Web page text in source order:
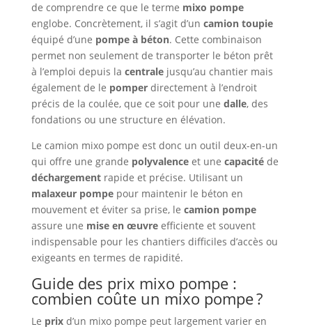
de comprendre ce que le terme mixo pompe
englobe. Concrètement, il s’agit d’un camion toupie
équipé d’une pompe à béton. Cette combinaison
permet non seulement de transporter le béton prêt
à l’emploi depuis la centralejusqu’au chantier mais
également de le pomperdirectement à l’endroit
précis de la coulée, que ce soit pour une dalle, des
fondations ou une structure en élévation.
Le camion mixo pompe est donc un outil deux-en-un
qui offre une grande polyvalenceet une capacitéde
déchargementrapide et précise. Utilisant un
malaxeur pompepour maintenir le béton en
mouvement et éviter sa prise, le camion pompe
assure une mise en œuvreefficiente et souvent
indispensable pour les chantiers difficiles d’accès ou
exigeants en termes de rapidité.
Guide des prix mixo pompe :
combien coûte un mixo pompe ?
Le prixd’un mixo pompe peut largement varier en